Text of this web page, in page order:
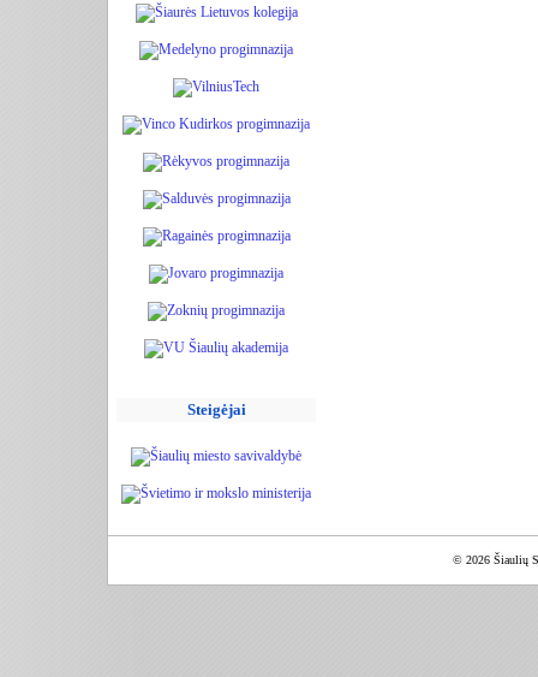
Steigėjai
© 2026 Šiaulių